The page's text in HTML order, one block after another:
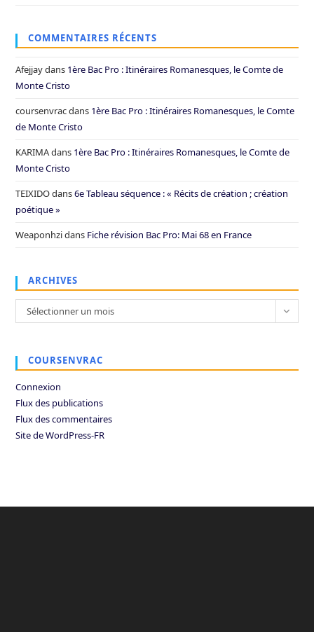
COMMENTAIRES RÉCENTS
Afejjaydans 1ère Bac Pro : Itinéraires Romanesques, le Comte de
Monte Cristo
coursenvracdans 1ère Bac Pro : Itinéraires Romanesques, le Comte
de Monte Cristo
KARIMAdans 1ère Bac Pro : Itinéraires Romanesques, le Comte de
Monte Cristo
TEIXIDOdans6e Tableau séquence : « Récits de création ; création
poétique »
Weaponhzidans Fiche révision Bac Pro: Mai 68 en France
ARCHIVES
Archives
Sélectionner un mois
COURSENVRAC
Connexion
Flux des publications
Flux des commentaires
Site de WordPress-FR